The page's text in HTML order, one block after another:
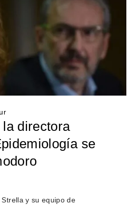
directora
se
y su equipo de